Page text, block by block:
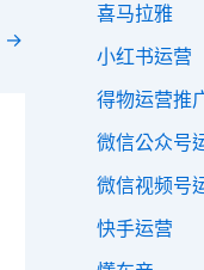
→
喜马拉雅
小红书运营
得物运营推
微信公众号
微信视频号
快手运营